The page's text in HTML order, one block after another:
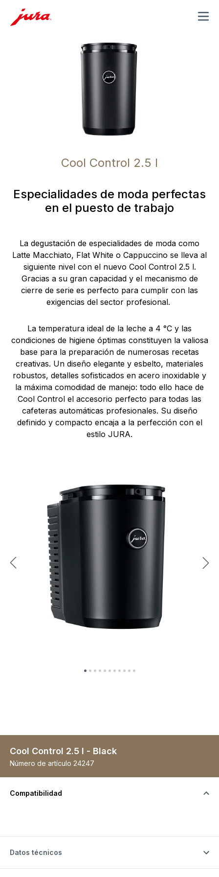
MENU
Cool Control 2.5 l
Especialidades de moda perfectas
en el puesto de trabajo
La degustación de especialidades de moda como
Latte Macchiato, Flat White o Cappuccino se lleva al
siguiente nivel con el nuevo Cool Control 2.5 l.
Gracias a su gran capacidad y el mecanismo de
cierre de serie es perfecto para cumplir con las
exigencias del sector profesional.
La temperatura ideal de la leche a 4 °C y las
condiciones de higiene óptimas constituyen la valiosa
base para la preparación de numerosas recetas
creativas. Un diseño elegante y esbelto, materiales
robustos, detalles sofisticados en acero inoxidable y
la máxima comodidad de manejo: todo ello hace de
Cool Control el accesorio perfecto para todas las
cafeteras automáticas profesionales. Su diseño
definido y compacto encaja a la perfección con el
estilo JURA.
Cool Control 2.5 l - Black
Número de artículo 24247
Compatibilidad
Datos técnicos